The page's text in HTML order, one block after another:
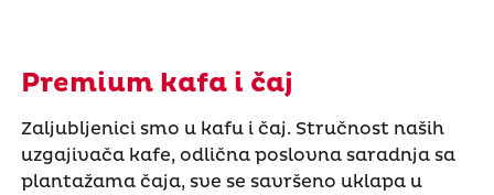
Premium kafa i čaj
Zaljubljenici smo u kafu i čaj. Stručnost naših
uzgajivača kafe, odlična poslovna saradnja sa
plantažama čaja, sve se savršeno uklapa u